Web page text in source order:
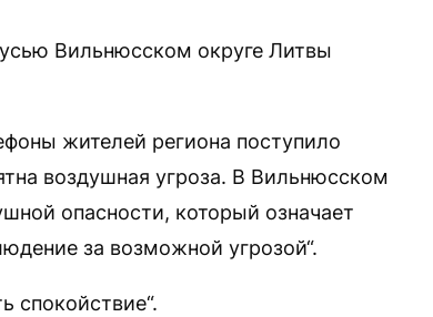
Вильнюсском округе Литвы
жителей региона поступило
воздушная угроза. В Вильнюсском
опасности, который означает
за возможной угрозой“.
спокойствие“.